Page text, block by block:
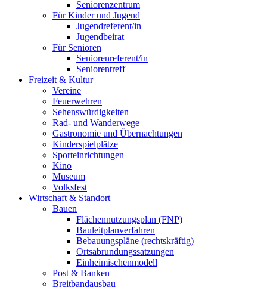
Seniorenzentrum
Für Kinder und Jugend
Jugendreferent/in
Jugendbeirat
Für Senioren
Seniorenreferent/in
Seniorentreff
Freizeit & Kultur
Vereine
Feuerwehren
Sehenswürdigkeiten
Rad- und Wanderwege
Gastronomie und Übernachtungen
Kinderspielplätze
Sporteinrichtungen
Kino
Museum
Volksfest
Wirtschaft & Standort
Bauen
Flächennutzungsplan (FNP)
Bauleitplanverfahren
Bebauungspläne (rechtskräftig)
Ortsabrundungssatzungen
Einheimischenmodell
Post & Banken
Breitbandausbau